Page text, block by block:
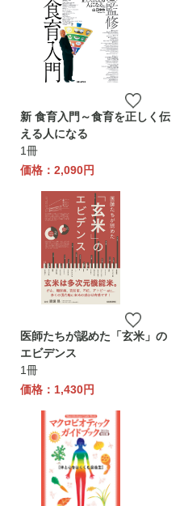
新 食育入門～食育を正しく伝
える人になる
1冊
価格：2,090円
医師たちが認めた「玄米」の
エビデンス
1冊
価格：1,430円